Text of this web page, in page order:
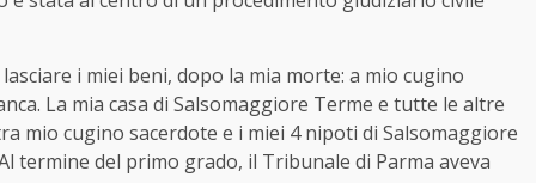
i miei beni, dopo la mia morte: a mio cugino
La mia casa di Salsomaggiore Terme e tutte le altre
mio cugino sacerdote e i miei 4 nipoti di Salsomaggiore
termine del primo grado, il Tribunale di Parma aveva